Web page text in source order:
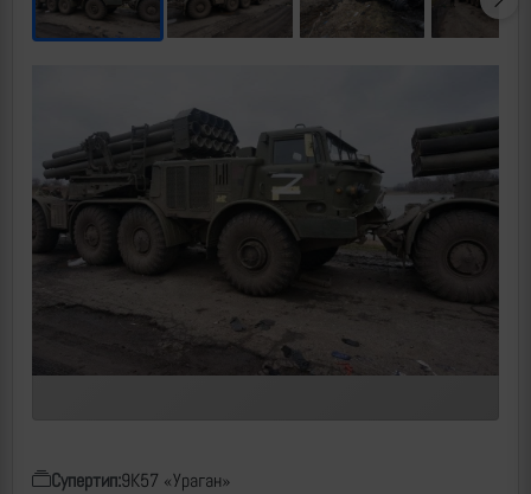
Супертип:9К57 «Ураган»